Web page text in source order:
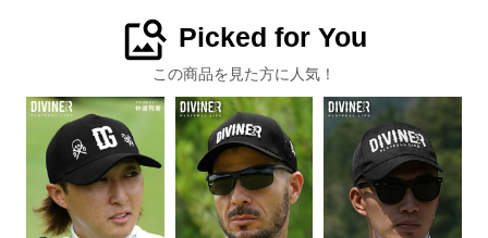
image_search Picked for You
この商品を見た方に人気！